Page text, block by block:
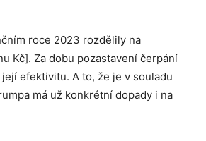
roce 2023 rozdělily na
Kč]. Za dobu pozastavení čerpání
efektivitu. A to, že je v souladu
má už konkrétní dopady i na